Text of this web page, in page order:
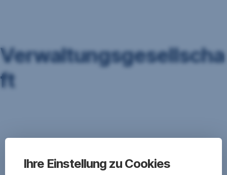
Verwaltungsgesellscha
ft
Ihre Einstellung zu Cookies